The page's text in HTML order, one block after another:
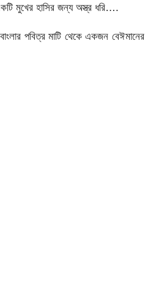
মুখের হাসির জন্য অস্ত্র ধরি….
পবিত্র মাটি থেকে একজন বেঈমানের